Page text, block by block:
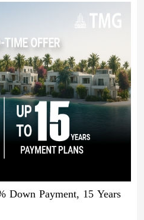
Payment, 15 Years